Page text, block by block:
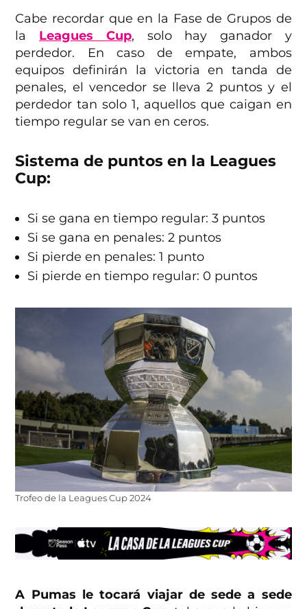
Cabe recordar que en la Fase de Grupos de
la Leagues Cup, solo hay ganador y
perdedor. En caso de empate, ambos
equipos definirán la victoria en tanda de
penales, el vencedor se lleva 2 puntos y el
perdedor tan solo 1, aquellos que caigan en
tiempo regular se van en ceros.
Sistema de puntos en la Leagues
Cup:
Si se gana en tiempo regular: 3 puntos
Si se gana en penales: 2 puntos
Si pierde en penales: 1 punto
Si pierde en tiempo regular: 0 puntos
Trofeo de la Leagues Cup 2024
A Pumas le tocará viajar de sede a sede